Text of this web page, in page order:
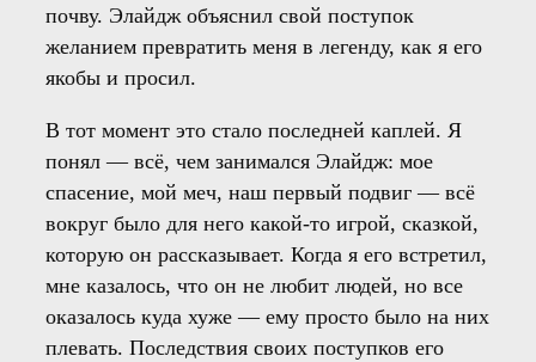
почву. Элайдж объяснил свой поступок
желанием превратить меня в легенду, как я его
якобы и просил.
В тот момент это стало последней каплей. Я
понял — всё, чем занимался Элайдж: мое
спасение, мой меч, наш первый подвиг — всё
вокруг было для него какой-то игрой, сказкой,
которую он рассказывает. Когда я его встретил,
мне казалось, что он не любит людей, но все
оказалось куда хуже — ему просто было на них
плевать. Последствия своих поступков его